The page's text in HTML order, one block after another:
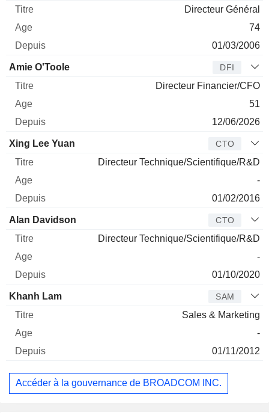
Directeur Général
74
01/03/2006
Amie O'Toole DFI
Directeur Financier/CFO
51
12/06/2026
Xing Lee Yuan CTO
Directeur Technique/Scientifique/R&D
-
01/02/2016
Alan Davidson CTO
Directeur Technique/Scientifique/R&D
-
01/10/2020
Khanh Lam SAM
Sales & Marketing
-
01/11/2012
Accéder à la gouvernance de BROADCOM INC.